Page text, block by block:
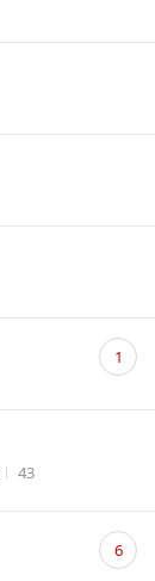
댓
글 1
조회수
43
댓
글 6